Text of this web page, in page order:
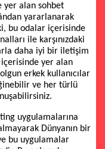
yer alan sohbet
yararlanarak
bu odalar içerisinde
ile karşınızdaki
daha iyi bir iletişim
içerisinde yer alan
erkek kullanıcılar
ve her türlü
uygulamalarına
Dünyanın bir
bu uygulamalar